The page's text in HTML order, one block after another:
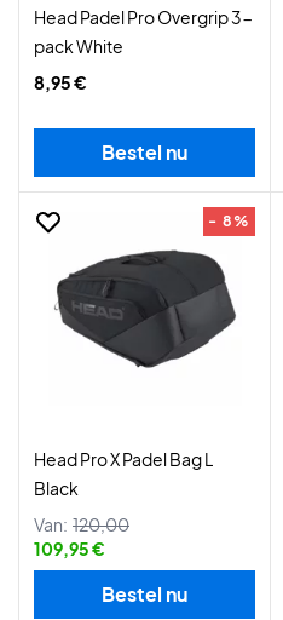
Head Padel Pro Overgrip 3-
pack White
8,95 €
Bestel nu
- 8%
Head Pro X Padel Bag L
Black
Van: 120,00
109,95 €
Bestel nu